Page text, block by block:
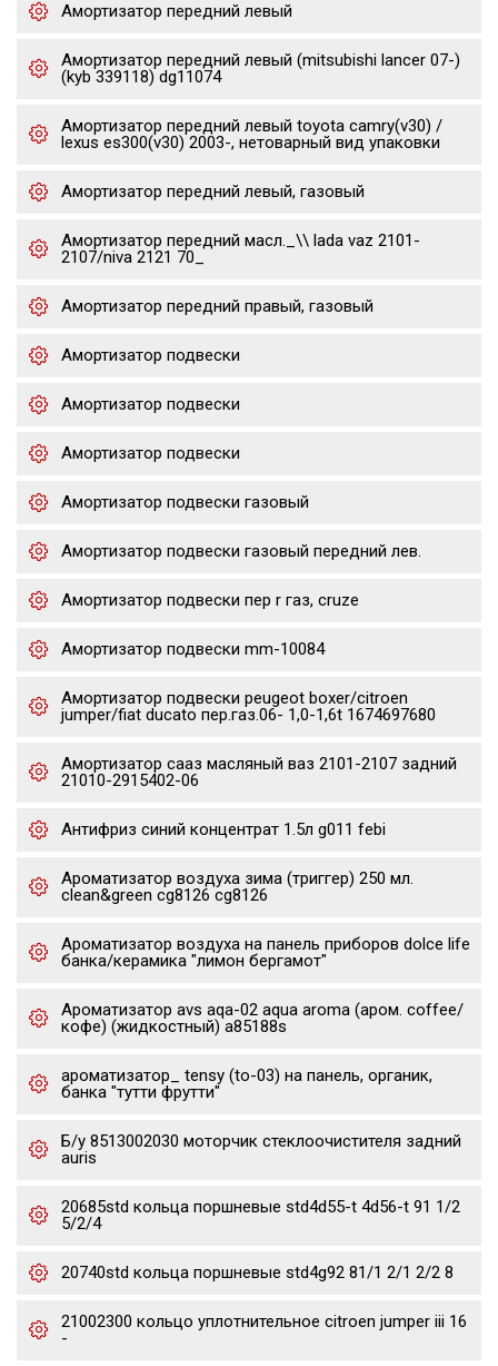
Амортизатор передний левый
Амортизатор передний левый (mitsubishi lancer 07-)
(kyb 339118) dg11074
Амортизатор передний левый toyota camry(v30) /
lexus es300(v30) 2003-, нетоварный вид упаковки
Амортизатор передний левый, газовый
Амортизатор передний масл._\\ lada vaz 2101-
2107/niva 2121 70_
Амортизатор передний правый, газовый
Амортизатор подвески
Амортизатор подвески
Амортизатор подвески
Амортизатор подвески газовый
Амортизатор подвески газовый передний лев.
Амортизатор подвески пер r газ, cruze
Амортизатор подвески mm-10084
Амортизатор подвески peugeot boxer/citroen
jumper/fiat ducato пер.газ.06- 1,0-1,6t 1674697680
Амортизатор сааз масляный ваз 2101-2107 задний
21010-2915402-06
Антифриз синий концентрат 1.5л g011 febi
Ароматизатор воздуха зима (триггер) 250 мл.
clean&green cg8126 cg8126
Ароматизатор воздуха на панель приборов dolce life
банка/керамика "лимон бергамот"
Ароматизатор avs aqa-02 aqua aroma (аром. coffee/
кофе) (жидкостный) a85188s
ароматизатор_ tensy (to-03) на панель, органик,
банка "тутти фрутти"
Б/у 8513002030 моторчик стеклоочистителя задний
auris
20685std кольца поршневые std4d55-t 4d56-t 91 1/2
5/2/4
20740std кольца поршневые std4g92 81/1 2/1 2/2 8
21002300 кольцо уплотнительное citroen jumper iii 16
-